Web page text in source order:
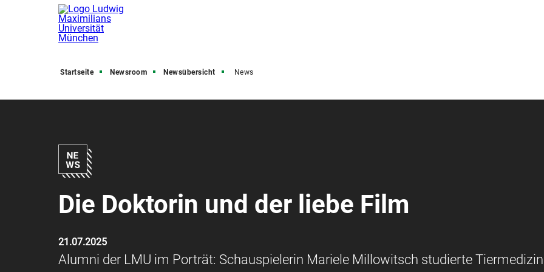
Startseite Newsroom Newsübersicht News
Die Doktorin und der liebe Film
21.07.2025
Alumni der LMU im Porträt: Schauspielerin Mariele Millowitsch studierte